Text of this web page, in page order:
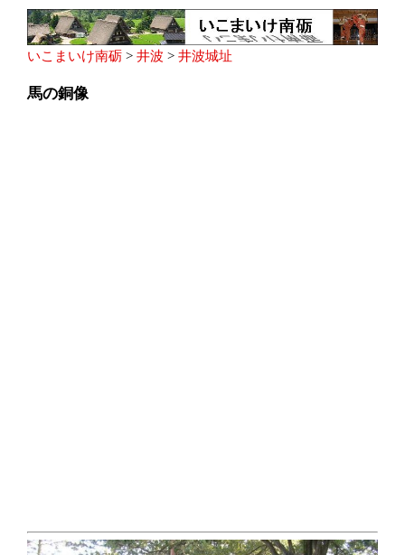
いこまいけ南砺 > 井波 > 井波城址
馬の銅像